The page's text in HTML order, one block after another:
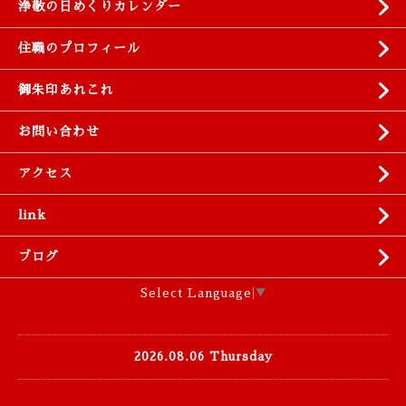
浄敬の日めくりカレンダー
住職のプロフィール
御朱印あれこれ
お問い合わせ
アクセス
link
ブログ
Select Language ▼
2026.08.06 Thursday